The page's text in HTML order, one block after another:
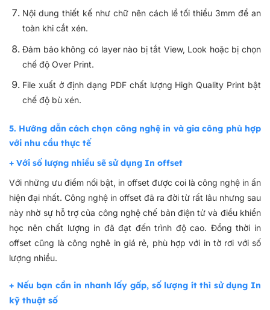
Nội dung thiết kế như chữ nên cách lề tối thiểu 3mm để an
toàn khi cắt xén.
Đảm bảo không có layer nào bị tắt View, Look hoặc bị chọn
chế độ Over Print.
File xuất ở định dạng PDF chất lượng High Quality Print bật
chế độ bù xén.
5. Hướng dẫn cách chọn công nghệ in và gia công phù hợp
với nhu cầu thực tế
+ Với số lượng nhiều sẽ sử dụng In offset
Với những ưu điểm nối bật, in offset được coi là công nghệ in ấn
hiện đại nhất. Công nghệ in offset đã ra đời từ rất lâu nhưng sau
này nhờ sự hỗ trợ của công nghệ chế bản điện tử và điều khiển
học nên chất lượng in đã đạt đến trình độ cao. Đồng thời in
offset cũng là công nghê in giá rẻ, phù hợp với in tờ rơi với số
lượng nhiều.
+ Nếu bạn cần in nhanh lấy gấp, số lượng ít thì sử dụng In
kỹ thuật số